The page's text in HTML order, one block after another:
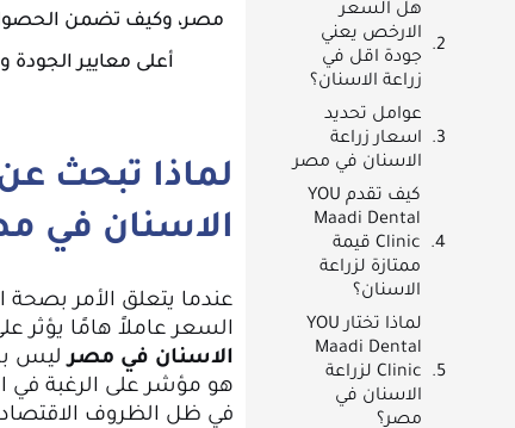
مصر، وكيف تضمن
أعلى معايير الجودة
لماذا تبحث
الاسنان في
عندما يتعلق الأمر بصحة
السعر عاملاً هامًا يؤثر
الاسنان في مصرليس
هو مؤشر على الرغبة في
في ظل الظروف
هل السعر
الارخص يعني
جودة اقل في
زراعة الاسنان؟
عوامل تحديد
اسعار زراعة
الاسنان في مصر
كيف تقدم YOU
Maadi Dental
Clinic قيمة
ممتازة لزراعة
الاسنان؟
لماذا تختار YOU
Maadi Dental
Clinic لزراعة
الاسنان في
مصر؟